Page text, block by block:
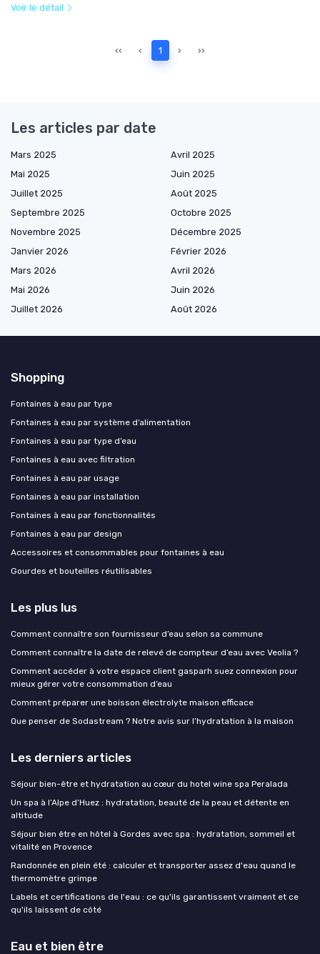
Voir le détail
‹‹ ‹ 1 › ››
Les articles par date
Mars 2025
Avril 2025
Mai 2025
Juin 2025
Juillet 2025
Août 2025
Septembre 2025
Octobre 2025
Novembre 2025
Décembre 2025
Janvier 2026
Février 2026
Mars 2026
Avril 2026
Mai 2026
Juin 2026
Juillet 2026
Août 2026
Shopping
Fontaines à eau par type
Fontaines à eau par système d’alimentation
Fontaines à eau par type d’eau
Fontaines à eau avec filtration
Fontaines à eau par usage
Fontaines à eau par installation
Fontaines à eau par fonctionnalités
Fontaines à eau par design
Accessoires et consommables pour fontaines à eau
Gourdes et bouteilles réutilisables
Les plus lus
Comment connaître son fournisseur d’eau selon sa commune
Comment connaître la date de relevé de compteur d’eau avec Veolia ?
Comment accéder à votre espace client gasparh suez connexion pour
mieux gérer votre consommation d’eau
Comment préparer une boisson électrolyte maison efficace
Que penser de Sodastream ? Notre avis sur l’hydratation à la maison
Les derniers articles
Séjour bien-être et hydratation au cœur du hotel wine spa Peralada
Un spa à l’Alpe d’Huez : hydratation, beauté de la peau et détente en
altitude
Séjour bien être en hôtel à Gordes avec spa : hydratation, sommeil et
vitalité en Provence
Randonnée en plein été : calculer et transporter assez d'eau quand le
thermomètre grimpe
Labels et certifications de l'eau : ce qu'ils garantissent vraiment et ce
qu'ils laissent de côté
Eau et bien être